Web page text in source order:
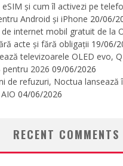
și cum îl activezi pe
Android și iPhone 20/06/
de internet mobil gratuit de la
acte și fără obligații 19/06/
televizoarele OLED evo,
pentru 2026 09/06/2026
de refuzuri, Noctua lansează
04/06/2026
RECENT COMMENTS